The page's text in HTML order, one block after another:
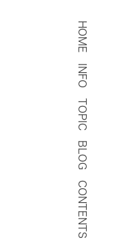
HOME
INFO
TOPIC
BLOG
CONTENTS